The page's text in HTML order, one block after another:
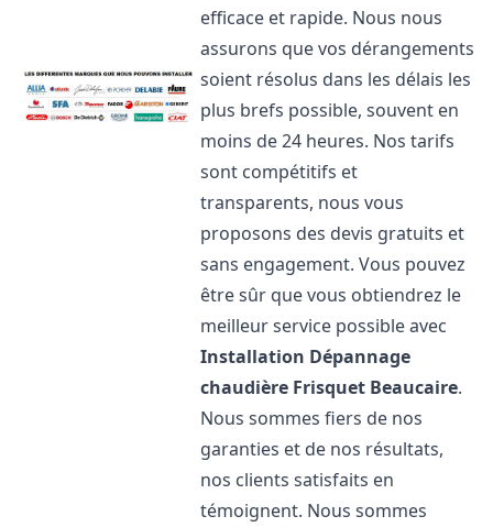
efficace et rapide. Nous nous
assurons que vos dérangements
soient résolus dans les délais les
plus brefs possible, souvent en
moins de 24 heures. Nos tarifs
sont compétitifs et
transparents, nous vous
proposons des devis gratuits et
sans engagement. Vous pouvez
être sûr que vous obtiendrez le
meilleur service possible avec
Installation Dépannage
chaudière Frisquet Beaucaire.
Nous sommes fiers de nos
garanties et de nos résultats,
nos clients satisfaits en
témoignent. Nous sommes